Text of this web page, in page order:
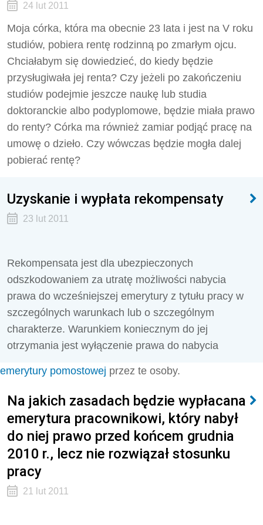
24 lut 2011
Moja córka, która ma obecnie 23 lata i jest na V roku
studiów, pobiera rentę rodzinną po zmarłym ojcu.
Chciałabym się dowiedzieć, do kiedy będzie
przysługiwała jej renta? Czy jeżeli po zakończeniu
studiów podejmie jeszcze naukę lub studia
doktoranckie albo podyplomowe, będzie miała prawo
do renty? Córka ma również zamiar podjąć pracę na
umowę o dzieło. Czy wówczas będzie mogła dalej
pobierać rentę?
Uzyskanie i wypłata rekompensaty
23 lut 2011
Rekompensata jest dla ubezpieczonych
odszkodowaniem za utratę możliwości nabycia
prawa do wcześniejszej emerytury z tytułu pracy w
szczególnych warunkach lub o szczególnym
charakterze. Warunkiem koniecznym do jej
otrzymania jest wyłączenie prawa do nabycia
emerytury pomostowej przez te osoby.
Na jakich zasadach będzie wypłacana
emerytura pracownikowi, który nabył
do niej prawo przed końcem grudnia
2010 r., lecz nie rozwiązał stosunku
pracy
21 lut 2011